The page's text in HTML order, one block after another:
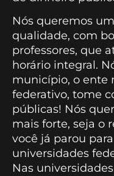
Nós queremos
qualidade, com
professores, que
horário integral.
município, o ente
federativo, tome
públicas! Nós
mais forte, seja o
você já parou
universidades
Nas